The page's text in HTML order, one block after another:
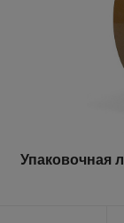
Упаковочная